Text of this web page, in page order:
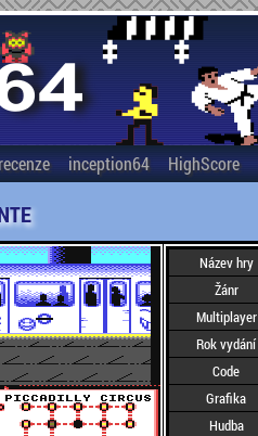
inception64 HighScore
Název hry
Žánr
Multiplayer
Rok vydání
Code
Grafika
Hudba